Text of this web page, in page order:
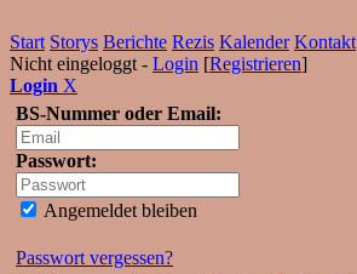
Start Storys Berichte Rezis Kalender Kontakt
Nicht eingeloggt - Login [Registrieren]
Login X
BS-Nummer oder Email:
Passwort:
Angemeldet bleiben
Passwort vergessen?